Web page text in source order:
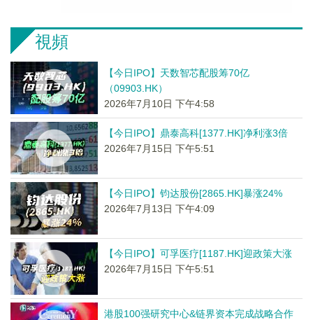
視頻
【今日IPO】天数智芯配股筹70亿
（09903.HK）
2026年7月10日 下午4:58
【今日IPO】鼎泰高科[1377.HK]净利涨3倍
2026年7月15日 下午5:51
【今日IPO】钧达股份[2865.HK]暴涨24%
2026年7月13日 下午4:09
【今日IPO】可孚医疗[1187.HK]迎政策大涨
2026年7月15日 下午5:51
港股100强研究中心&链界资本完成战略合作